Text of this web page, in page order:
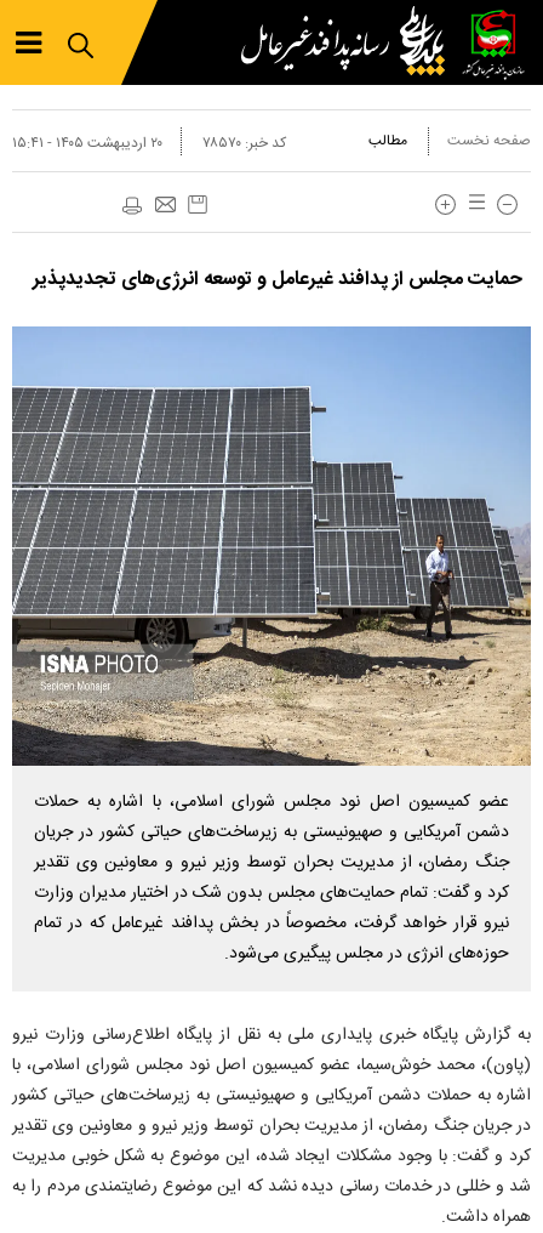
صفحه نخست مطالب ۲۰ ارديبهشت ۱۴۰۵ - ۱۵:۴۱ کد خبر: ۷۸۵۷۰
حمایت مجلس از پدافند غیرعامل و توسعه انرژی‌های تجدیدپذیر
عضو کمیسیون اصل نود مجلس شورای اسلامی، با اشاره به حملات
دشمن آمریکایی و صهیونیستی به زیرساخت‌های حیاتی کشور در جریان
جنگ رمضان، از مدیریت بحران توسط وزیر نیرو و معاونین وی تقدیر
کرد و گفت: تمام حمایت‌های مجلس بدون شک در اختیار مدیران وزارت
نیرو قرار خواهد گرفت، مخصوصاً در بخش پدافند غیرعامل که در تمام
حوزه‌های انرژی در مجلس پیگیری می‌شود.
به گزارش پایگاه خبری پایداری ملی به نقل از پایگاه اطلاع‌رسانی وزارت نیرو
(پاون)، محمد خوش‌سیما، عضو کمیسیون اصل نود مجلس شورای اسلامی، با
اشاره به حملات دشمن آمریکایی و صهیونیستی به زیرساخت‌های حیاتی کشور
در جریان جنگ رمضان، از مدیریت بحران توسط وزیر نیرو و معاونین وی تقدیر
کرد و گفت: با وجود مشکلات ایجاد شده، این موضوع به شکل خوبی مدیریت
شد و خللی در خدمات رسانی دیده نشد که این موضوع رضایتمندی مردم را به
همراه داشت.